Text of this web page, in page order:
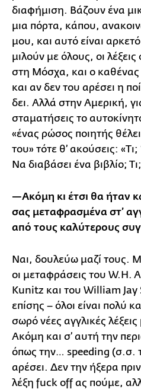
διαφήμιση. Βάζουν ένα
μια πόρτα, κάπου,
μου, και αυτό είναι
μιλούν με όλους, οι
στη Μόσχα, και ο καθένας
και αν δεν του αρέσει η
δει. Αλλά στην Αμερική,
σταματήσεις το
«ένας ρώσος ποιητής
του» τότε θ’ ακούσεις:
Να διαβάσει ένα βιβλίο;
—Ακόμη κι έτσι θα ήταν
σας μεταφρασμένα στ’
από τους καλύτερους
Ναι, δουλεύω μαζί τους.
οι μεταφράσεις του W.H.
Kunitz και του William Jay
επίσης – όλοι είναι πολύ
σωρό νέες αγγλικές
Ακόμη και σ’ αυτή την
όπως την… speeding (σ.σ.
αρέσει. Δεν την ήξερα
λέξη fuck off ας πούμε,